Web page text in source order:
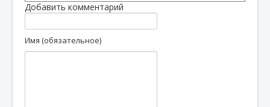
Добавить комментарий
Имя (обязательное)